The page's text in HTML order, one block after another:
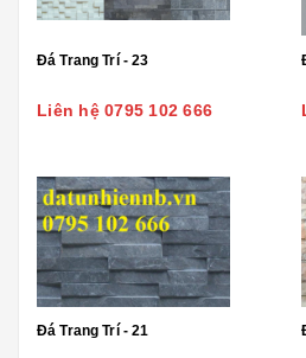
Đá Trang Trí - 23
Liên hệ 0795 102 666
Đá Trang Trí - 21